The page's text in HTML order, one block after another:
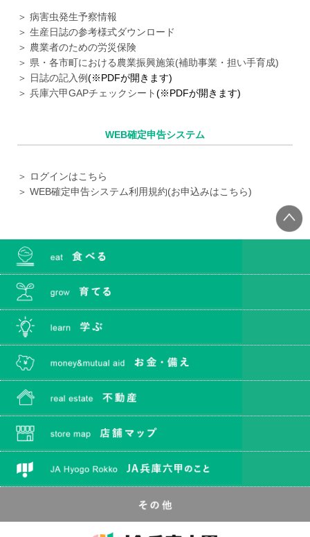
＞ 病害虫発生予察情報
＞ 生産日誌の参考様式ダウンロード
＞ 農業者のための労災保険
＞ 県・各市町における農業振興施策(補助事業・担い手育成)
＞ 日誌の記入例(※PDFが開きます)
＞ 兵庫六甲GAPチェックシート(※PDFが開きます)
WEB確定申告システム
＞ ログインはこちら
＞ WEB確定申告システム利用規約(お申込みはこちら)